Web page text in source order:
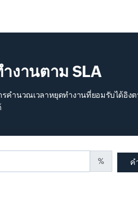
งานตาม SLA
ำนวณเวลาหยุดทำงานที่ยอมรับได้อิงต
% ค